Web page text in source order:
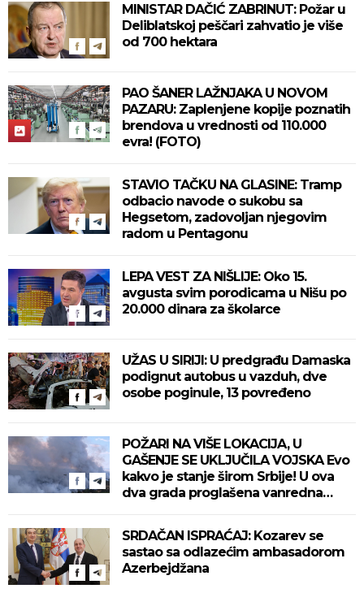
MINISTAR DAČIĆ ZABRINUT: Požar u
Deliblatskoj peščari zahvatio je više
od 700 hektara
PAO ŠANER LAŽNJAKA U NOVOM
PAZARU: Zaplenjene kopije poznatih
brendova u vrednosti od 110.000
evra! (FOTO)
STAVIO TAČKU NA GLASINE: Tramp
odbacio navode o sukobu sa
Hegsetom, zadovoljan njegovim
radom u Pentagonu
LEPA VEST ZA NIŠLIJE: Oko 15.
avgusta svim porodicama u Nišu po
20.000 dinara za školarce
UŽAS U SIRIJI: U predgrađu Damaska
podignut autobus u vazduh, dve
osobe poginule, 13 povređeno
POŽARI NA VIŠE LOKACIJA, U
GAŠENJE SE UKLJUČILA VOJSKA Evo
kakvo je stanje širom Srbije! U ova
dva grada proglašena vanredna
SRDAČAN ISPRAĆAJ: Kozarev se
sastao sa odlazećim ambasadorom
Azerbejdžana